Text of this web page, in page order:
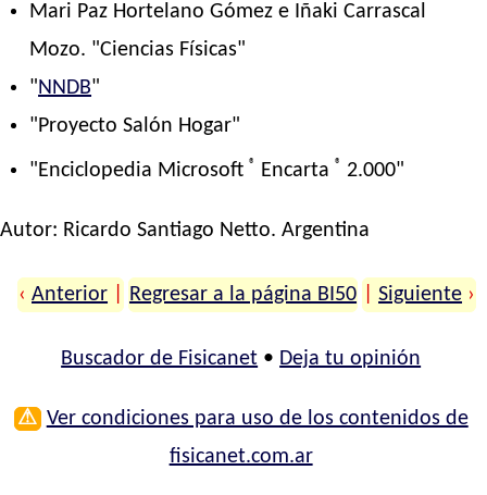
Mari Paz Hortelano Gómez e Iñaki Carrascal
Mozo. "Ciencias Físicas"
"NNDB"
"Proyecto Salón Hogar"
"Enciclopedia Microsoft ® Encarta ® 2.000"
Autor: Ricardo Santiago Netto. Argentina
‹ Anterior Regresar a la página BI50 Siguiente ›
Buscador de Fisicanet • Deja tu opinión
⚠ Ver condiciones para uso de los contenidos de
fisicanet.com.ar